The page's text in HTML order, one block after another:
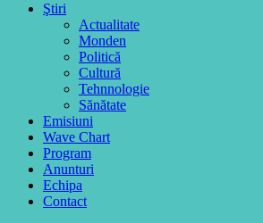
Ştiri
Actualitate
Monden
Politică
Cultură
Tehnnologie
Sănătate
Emisiuni
Wave Chart
Program
Anunturi
Echipa
Contact